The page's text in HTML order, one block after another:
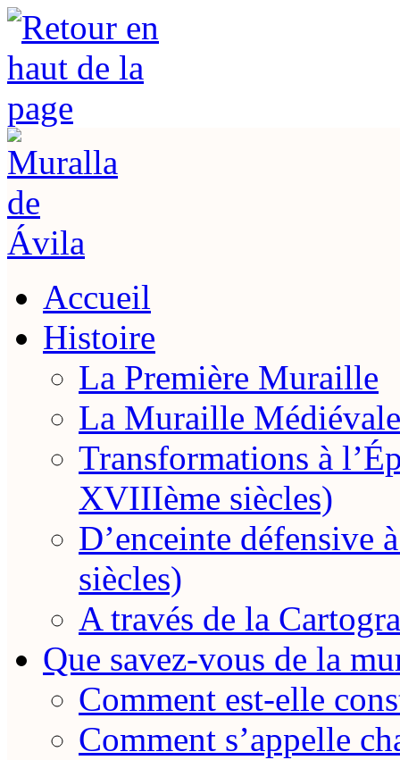
Accueil
Histoire
La Première Muraille
La Muraille
Transformations à
XVIIIème siècles)
D’enceinte défensive
siècles)
A través de la
Que savez-vous de la
Comment est-elle
Comment s’appelle